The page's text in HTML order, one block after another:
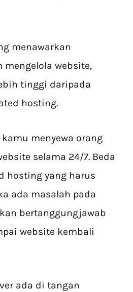
menawarkan
mengelola website,
tinggi daripada
hosting.
menyewa orang
selama 24/7. Beda
hosting yang harus
ada masalah pada
bertanggungjawab
website kembali
ada di tangan